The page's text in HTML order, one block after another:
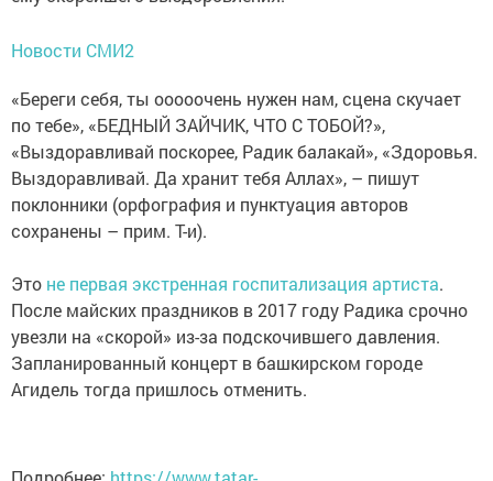
Новости СМИ2
«Береги себя, ты ооооочень нужен нам, сцена скучает
по тебе», «БЕДНЫЙ ЗАЙЧИК, ЧТО С ТОБОЙ?»,
«Выздоравливай поскорее, Радик балакай», «Здоровья.
Выздоравливай. Да хранит тебя Аллах», – пишут
поклонники (орфография и пунктуация авторов
сохранены – прим. Т-и).
Это не первая экстренная госпитализация артиста.
После майских праздников в 2017 году Радика срочно
увезли на «скорой» из-за подскочившего давления.
Запланированный концерт в башкирском городе
Агидель тогда пришлось отменить.